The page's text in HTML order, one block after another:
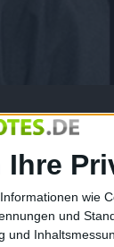
wie
und
Studie des
Bezügen
aus Cupertino
die Top 21